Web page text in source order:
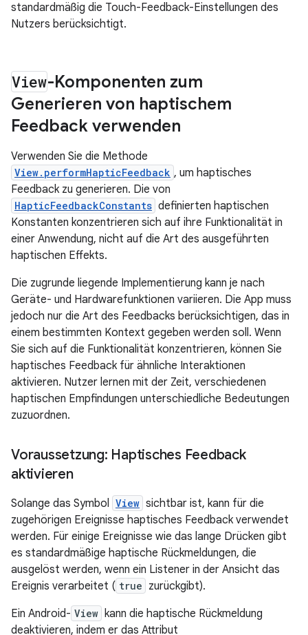
standardmäßig die Touch-Feedback-Einstellungen des
Nutzers berücksichtigt.
View-Komponenten zum
Generieren von haptischem
Feedback verwenden
Verwenden Sie die Methode
View.performHapticFeedback , um haptisches
Feedback zu generieren. Die von
HapticFeedbackConstants definierten haptischen
Konstanten konzentrieren sich auf ihre Funktionalität in
einer Anwendung, nicht auf die Art des ausgeführten
haptischen Effekts.
Die zugrunde liegende Implementierung kann je nach
Geräte- und Hardwarefunktionen variieren. Die App muss
jedoch nur die Art des Feedbacks berücksichtigen, das in
einem bestimmten Kontext gegeben werden soll. Wenn
Sie sich auf die Funktionalität konzentrieren, können Sie
haptisches Feedback für ähnliche Interaktionen
aktivieren. Nutzer lernen mit der Zeit, verschiedenen
haptischen Empfindungen unterschiedliche Bedeutungen
zuzuordnen.
Voraussetzung: Haptisches Feedback
aktivieren
Solange das Symbol View sichtbar ist, kann für die
zugehörigen Ereignisse haptisches Feedback verwendet
werden. Für einige Ereignisse wie das lange Drücken gibt
es standardmäßige haptische Rückmeldungen, die
ausgelöst werden, wenn ein Listener in der Ansicht das
Ereignis verarbeitet ( true zurückgibt).
Ein Android- View kann die haptische Rückmeldung
deaktivieren, indem er das Attribut